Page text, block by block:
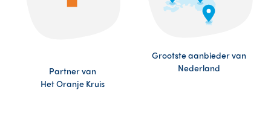
Partner van
Het Oranje Kruis
Grootste aanbieder van
Nederland